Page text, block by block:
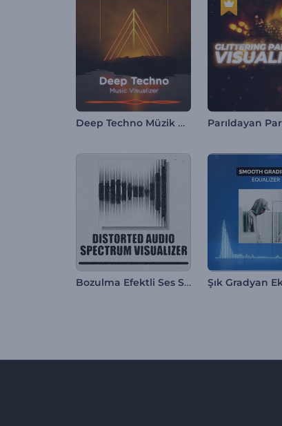
Deep Techno Müzik Görselleştiricisi
Bozulma Efektli Ses Spektrumu Görselleştirici Şık Gradyan